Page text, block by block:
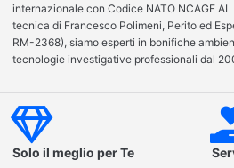
internazionale con Codice NATO NCAGE
tecnica di Francesco Polimeni, Perito ed
RM-2368), siamo esperti in bonifiche
tecnologie investigative professionali dal
Solo il meglio per Te